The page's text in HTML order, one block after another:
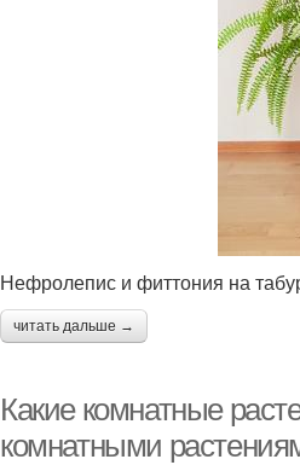
Нефролепис и фиттония на
читать дальше →
Какие комнатные
комнатными